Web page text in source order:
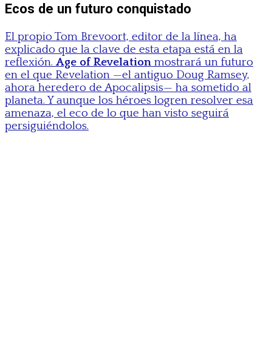
Ecos de un futuro conquistado
El propio Tom Brevoort, editor de la línea, ha
explicado que la clave de esta etapa está en la
reflexión. Age of Revelation mostrará un futuro
en el que Revelation —el antiguo Doug Ramsey,
ahora heredero de Apocalipsis— ha sometido al
planeta. Y aunque los héroes logren resolver esa
amenaza, el eco de lo que han visto seguirá
persiguiéndolos.